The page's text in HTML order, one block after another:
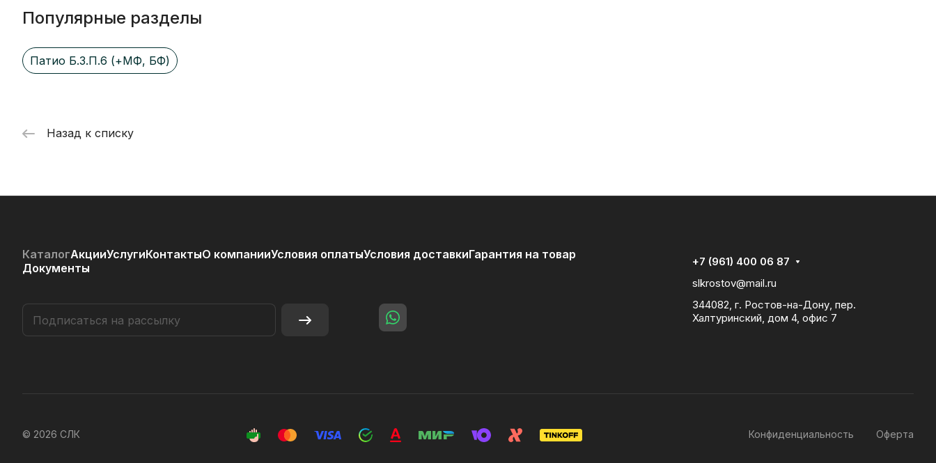
Популярные разделы
Патио Б.3.П.6 (+МФ, БФ)
Назад к списку
КаталогАкцииУслугиКонтактыО компанииУсловия оплатыУсловия доставкиГарантия на товар
Документы
+7 (961) 400 06 87
slkrostov@mail.ru
344082, г. Ростов-на-Дону, пер.
Халтуринский, дом 4, офис 7
© 2026 СЛК Конфиденциальность Оферта